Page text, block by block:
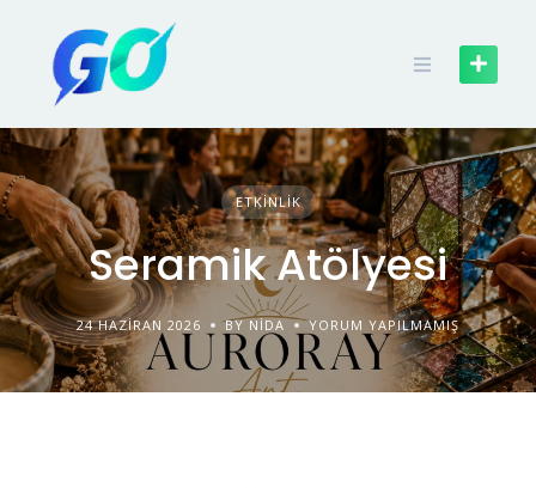
ETKINLIK
Seramik Atölyesi
24 HAZIRAN 2026 BY NIDA YORUM YAPILMAMIŞ